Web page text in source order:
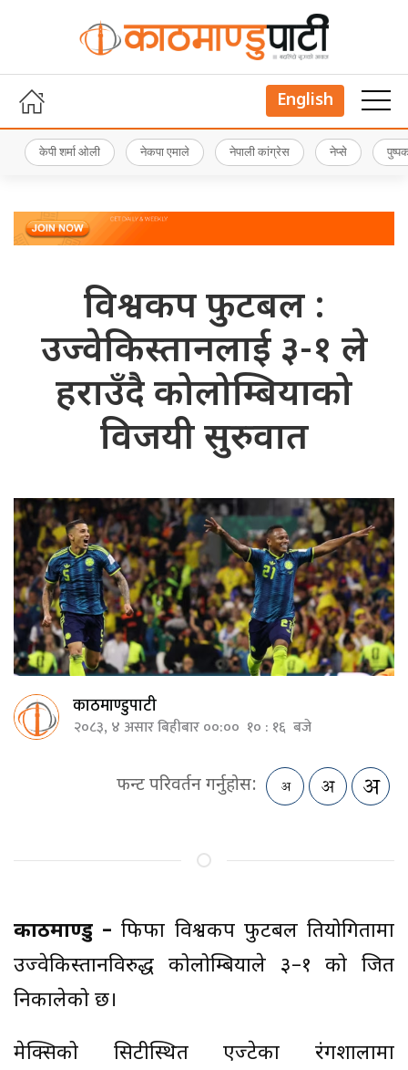
English
केपी शर्मा ओली नेकपा एमाले नेपाली कांग्रेस नेप्से
विश्वकप फुटबल :
उज्वेकिस्तानलाई ३-१ ले
हराउँदै कोलोम्बियाको
विजयी सुरुवात
काठमाण्डुपाटी
२०८३, ४ असार बिहीबार ००:०० १० : १६ बजे
फन्ट परिवर्तन गर्नुहोस:
काठमाण्डु –फिफा विश्वकप फुटबल प्रतियोगितामा
उज्वेकिस्तानविरुद्ध कोलोम्बियाले ३–१ को जित
निकालेको छ।
मेक्सिको सिटीस्थित एज्टेका रंगशालामा